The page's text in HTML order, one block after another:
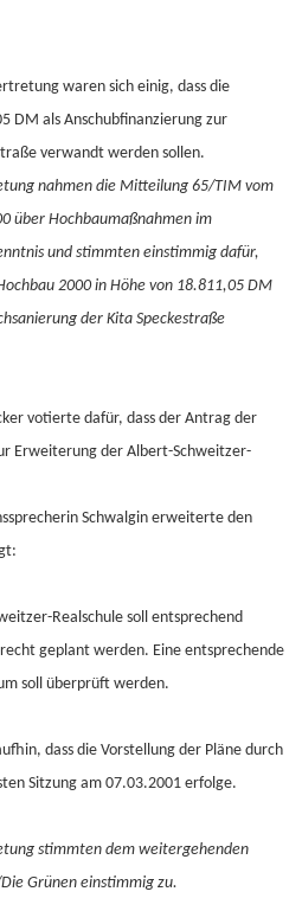
waren sich einig, dass die
DM als Anschubfinanzierung zur
verwandt werden sollen.
nahmen die Mitteilung 65/TIM vom
über Hochbaumaßnahmen im
und stimmten einstimmig dafür,
2000 in Höhe von 18.811,05 DM
der Kita Speckestraße
votierte dafür, dass der Antrag der
Erweiterung der Albert-Schweitzer-
Schwalgin erweiterte den
Realschule soll entsprechend
geplant werden. Eine entsprechende
soll überprüft werden.
dass die Vorstellung der Pläne durch
Sitzung am 07.03.2001 erfolge.
stimmten dem weitergehenden
Grünen einstimmig zu.